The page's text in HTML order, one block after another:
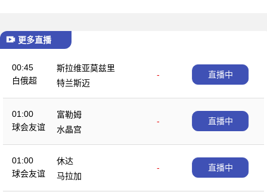
更多直播
00:45
白俄超
斯拉维亚莫兹里
-
特兰斯迈
直播中
01:00
球会友谊
富勒姆
-
水晶宫
直播中
01:00
球会友谊
休达
-
马拉加
直播中